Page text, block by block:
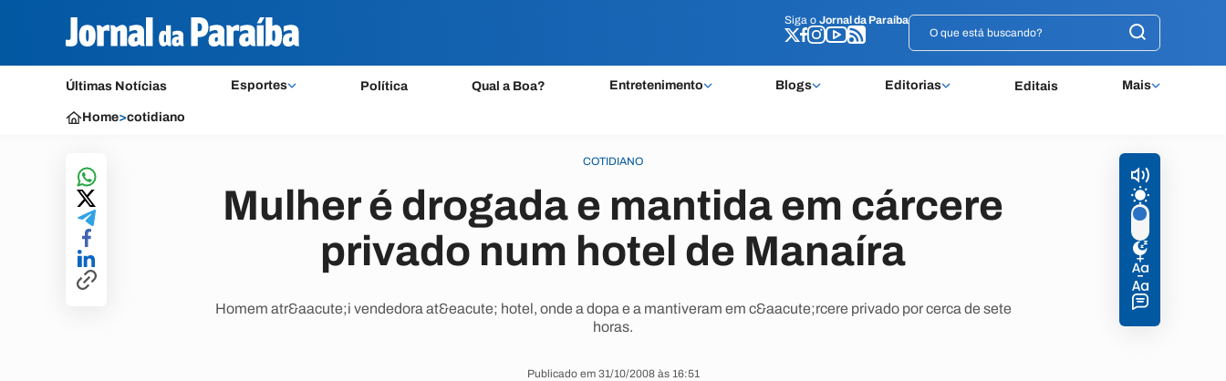
Siga o Jornal da Paraíba
Últimas Notícias Esportes Política Qual a Boa? Entretenimento Blogs Editorias Editais Mais
Siga o Jornal da Paraíba
Home>cotidiano
COTIDIANO
Mulher é drogada e mantida em cárcere
privado num hotel de Manaíra
Homem atr&aacute;i vendedora at&eacute; hotel, onde a dopa e a mantiveram em c&aacute;rcere privado por cerca de sete
horas.
Publicado em 31/10/2008 às 16:51